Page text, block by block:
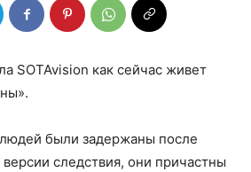
SOTAvision как сейчас живет
были задержаны после
следствия, они причастны